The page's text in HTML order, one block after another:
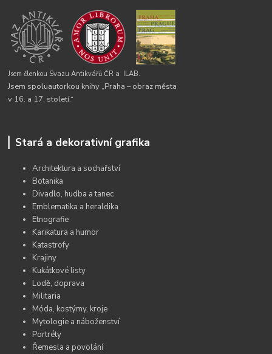
Jsem členkou Svazu Antikvářů ČR a ILAB.
Jsem spoluautorkou knihy „Praha – obraz města
v 16. a 17. století.“
Stará a dekorativní grafika
Architektura a sochařství
Botanika
Divadlo, hudba a tanec
Emblematika a heraldika
Etnografie
Karikatura a humor
Katastrofy
Krajiny
Kukátkové listy
Lodě, doprava
Militaria
Móda, kostýmy, kroje
Mytologie a náboženství
Portréty
Řemesla a povolání